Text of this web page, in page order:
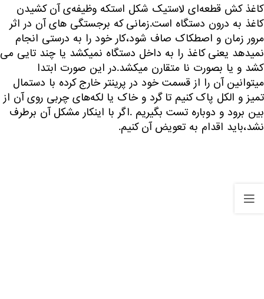
کاغذ کش قطعه‌ای لاستیک شکل استکه وظیفه‌ی آن کشیدن
کاغذ به درون دستگاه است.زمانی که برجستگی های آن در اثر
مرور زمان و اصطکاک صاف شود،کار خود را به درستی انجام
نمیدهد یعنی کاغذ را به داخل دستگاه نمیکشد یا چند تایی می
کشد و یا بصورت نا متقارن میکشد.در این صورت ابتدا
میتوانین آن را از قسمت خود در پرینتر خارج کرده با دستمال
تمیز و الکل پاک کنیم تا گرد و خاک یا لکه‌های چربی روی آن از
بین برود و دوباره تست بگیریم .اگر با اینکار مشکل آن برطرف
نشد،باید اقدام به تعویض آن کنیم.